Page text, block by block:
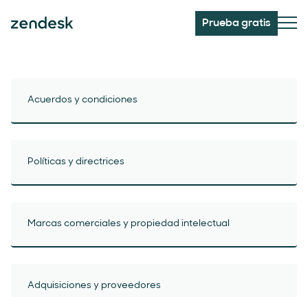
Prueba gratis
Acuerdos y condiciones
Políticas y directrices
Marcas comerciales y propiedad intelectual
Adquisiciones y proveedores